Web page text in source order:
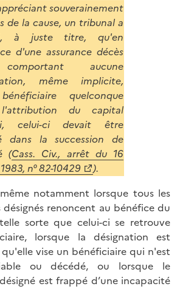
souverainement
de la cause, un tribunal a
à juste titre, qu'en
d'une assurance décès
aucune
même implicite,
quelconque
du capital
celui-ci devait être
dans la succession de
(Cass. Civ., arrêt du 16
n° 82-10429
).
notamment lorsque tous les
désignés renoncent au bénéfice du
sorte que celui-ci se retrouve
lorsque la désignation est
vise un bénéficiaire qui n'est
ou décédé, ou lorsque le
est frappé d’une incapacité